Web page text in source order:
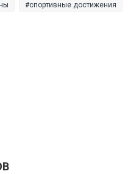
спортивные достижения